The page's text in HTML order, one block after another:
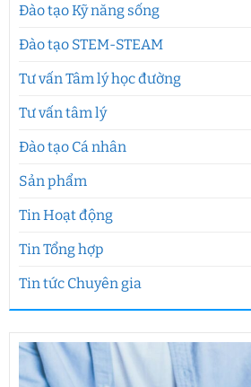
Đào tạo Kỹ năng sống
Đào tạo STEM-STEAM
Tư vấn Tâm lý học đường
Tư vấn tâm lý
Đào tạo Cá nhân
Sản phẩm
Tin Hoạt động
Tin Tổng hợp
Tin tức Chuyên gia